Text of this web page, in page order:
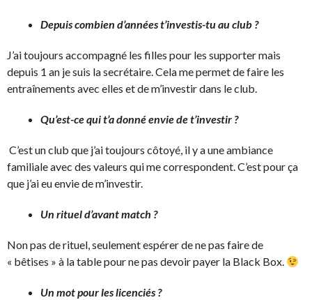
Depuis combien d’années t’investis-tu au club ?
J’ai toujours accompagné les filles pour les supporter mais
depuis 1 an je suis la secrétaire. Cela me permet de faire les
entraînements avec elles et de m’investir dans le club.
Qu’est-ce qui t’a donné envie de t’investir ?
C’est un club que j’ai toujours côtoyé, il y a une ambiance
familiale avec des valeurs qui me correspondent. C’est pour ça
que j’ai eu envie de m’investir.
Un rituel d’avant match ?
Non pas de rituel, seulement espérer de ne pas faire de
« bêtises » à la table pour ne pas devoir payer la Black Box.
Un mot pour les licenciés ?